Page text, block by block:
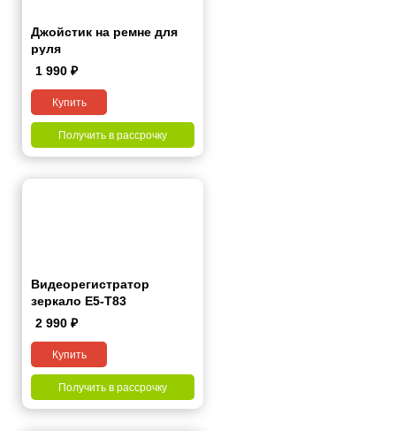
Джойстик на ремне для
руля
1 990 ₽
Купить
Получить в рассрочку
Видеорегистратор
зеркало E5-T83
2 990 ₽
Купить
Получить в рассрочку